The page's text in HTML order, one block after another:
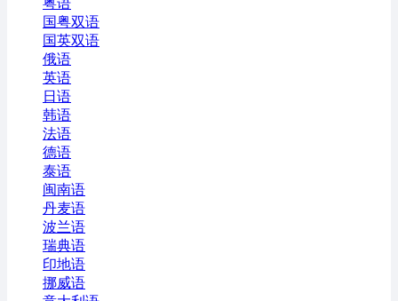
粤语
国粤双语
国英双语
俄语
英语
日语
韩语
法语
德语
泰语
闽南语
丹麦语
波兰语
瑞典语
印地语
挪威语